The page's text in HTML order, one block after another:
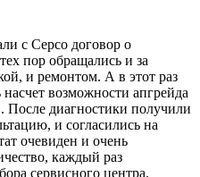
с Серсо договор о
пор обращались и за
и ремонтом. А в этот раз
возможности апгрейда
диагностики получили
и согласились на
очевиден и очень
каждый раз
сервисного центра.